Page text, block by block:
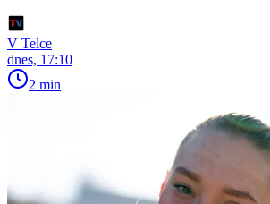
V Telce
dnes, 17:10
2 min